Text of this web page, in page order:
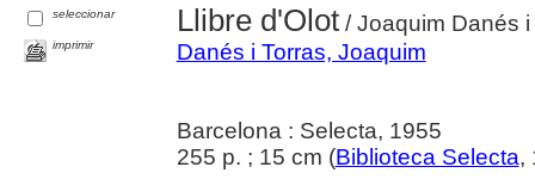
seleccionar
imprimir
Llibre d'Olot/ Joaquim Danés i
Danés i Torras, Joaquim
Barcelona : Selecta, 1955
255 p. ; 15 cm (Biblioteca Selecta,